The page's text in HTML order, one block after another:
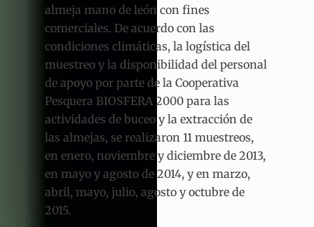
almeja mano de león con fines
comerciales. De acuerdo con las
condiciones climáticas, la logística del
muestreo y la disponibilidad del personal
de apoyo por parte de la Cooperativa
Pesquera BIOSFERA 2000 para las
actividades de buceo y la extracción de
las almejas, se realizaron 11 muestreos,
en enero, noviembre y diciembre de 2013,
en mayo y agosto de 2014, y en marzo,
abril, mayo, julio, agosto y octubre de
2015.